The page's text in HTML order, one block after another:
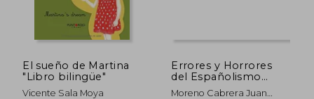
45% $ 46.11 45% $
El sueño de Martina
"Libro bilingüe"
Vicente Sala Moya
Errores y Horrores
del Españolismo
Lingüístico
Moreno Cabrera Juan